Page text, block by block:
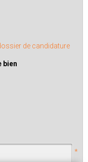
de candidature
bien
*